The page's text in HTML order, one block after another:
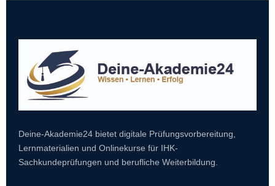
Deine-Akademie24 bietet digitale Prüfungsvorbereitung,
Lernmaterialien und Onlinekurse für IHK-
Sachkundeprüfungen und berufliche Weiterbildung.